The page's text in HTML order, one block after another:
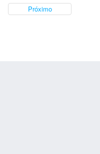
Próximo